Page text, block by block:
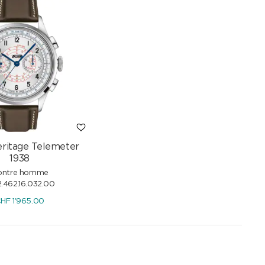
Telemeter
1938
homme
1'965.00